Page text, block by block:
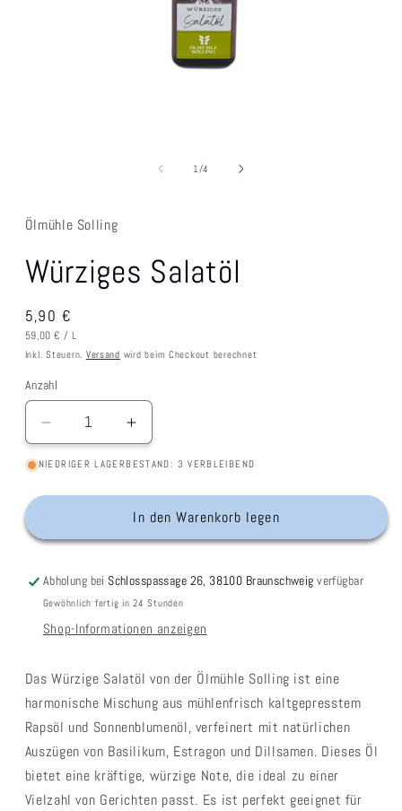
1/von
4
Ölmühle Solling
Würziges Salatöl
Normaler
Preis
5,90 €
GRUNDPREIS
59,00 € / PRO
L
Inkl. Steuern. Versand wird beim Checkout berechnet
Anzahl
Verringere
die
Menge
Erhöhe
die
Menge
Würziges
Salatöl
NIEDRIGER LAGERBESTAND: 3 VERBLEIBEND
In den Warenkorb legen
Abholung beiSchlosspassage 26, 38100 Braunschweig verfügbar
Gewöhnlich fertig in 24 Stunden
Shop-Informationen anzeigen
Das Würzige Salatöl von der Ölmühle Solling ist eine
harmonische Mischung aus mühlenfrisch kaltgepresstem
Rapsöl und Sonnenblumenöl, verfeinert mit natürlichen
Auszügen von Basilikum, Estragon und Dillsamen. Dieses Öl
bietet eine kräftige, würzige Note, die ideal zu einer
Vielzahl von Gerichten passt. Es ist perfekt geeignet für